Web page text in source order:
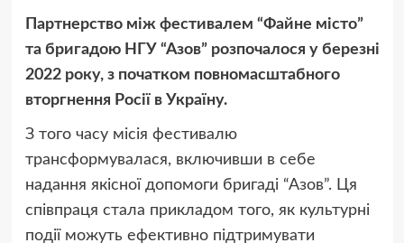
Партнерство між фестивалем “Файне місто”
та бригадою НГУ “Азов” розпочалося у березні
2022 року, з початком повномасштабного
вторгнення Росії в Україну.
З того часу місія фестивалю
трансформувалася, включивши в себе
надання якісної допомоги бригаді “Азов”. Ця
співпраця стала прикладом того, як культурні
події можуть ефективно підтримувати